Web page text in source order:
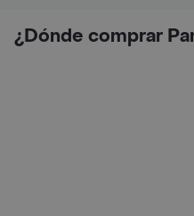
¿Dónde comprar